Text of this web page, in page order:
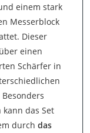
einem stark
Messerblock
Dieser
einen
Schärfer in
kann das Set
durch das